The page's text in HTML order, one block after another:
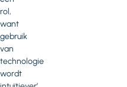
rol,
want
gebruik
van
technologie
wordt